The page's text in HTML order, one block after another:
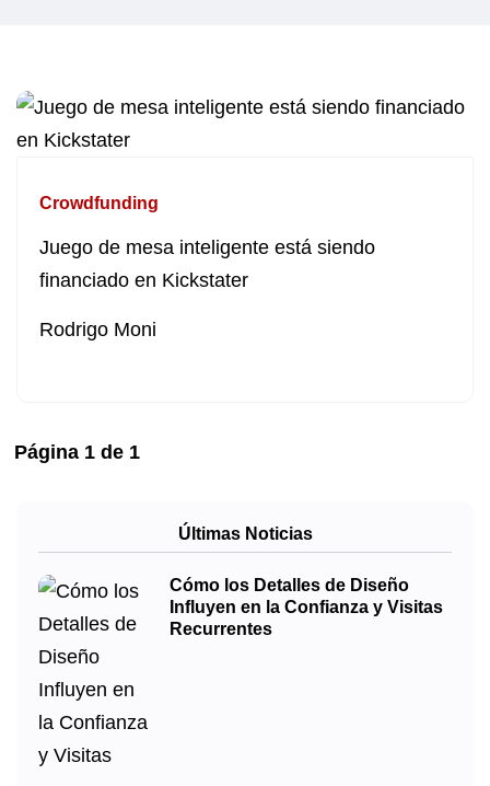
Crowdfunding
Juego de mesa inteligente está siendo
financiado en Kickstater
Rodrigo Moni
Página 1 de 1
Últimas Noticias
Cómo los Detalles de Diseño
Influyen en la Confianza y Visitas
Recurrentes